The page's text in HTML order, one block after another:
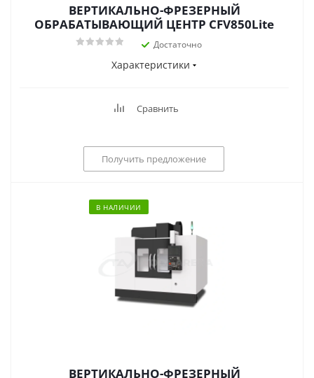
ВЕРТИКАЛЬНО-ФРЕЗЕРНЫЙ
ОБРАБАТЫВАЮЩИЙ ЦЕНТР CFV850Lite
Достаточно
Характеристики
Сравнить
Получить предложение
В НАЛИЧИИ
ВЕРТИКАЛЬНО-ФРЕЗЕРНЫЙ